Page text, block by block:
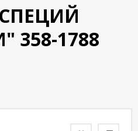
358-1788